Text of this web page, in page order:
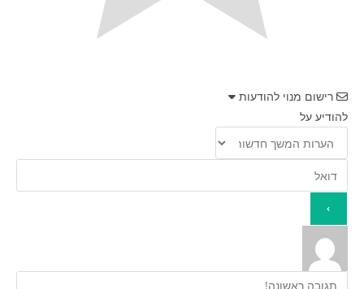
רישום מנוי להודעות
להודיע על